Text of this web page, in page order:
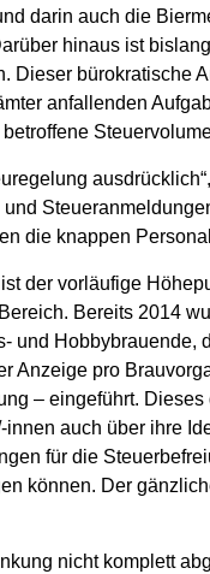
darin auch die
hinaus ist
Dieser bürokratische
anfallenden
die knappen
der vorläufige
Bereits 2014
und
Anzeige pro
– eingeführt.
auch über ihre
für die
können. Der
nicht komplett